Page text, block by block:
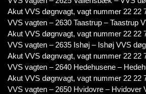
Akut VVS døgnvagt, vagt nummer 22 22
VVS vagten – 2630 Taastrup – Taastrup
Akut VVS døgnvagt, vagt nummer 22 22
VVS vagten – 2635 Ishøj – Ishøj VVS
Akut VVS døgnvagt, vagt nummer 22 22
VVS vagten – 2640 Hedehusene –
Akut VVS døgnvagt, vagt nummer 22 22
VVS vagten – 2650 Hvidovre – Hvidover